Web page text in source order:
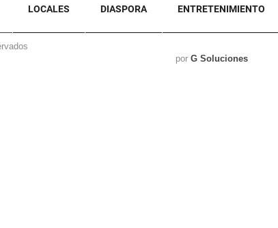
LOCALES DIASPORA ENTRETENIMIENTO
por G Soluciones